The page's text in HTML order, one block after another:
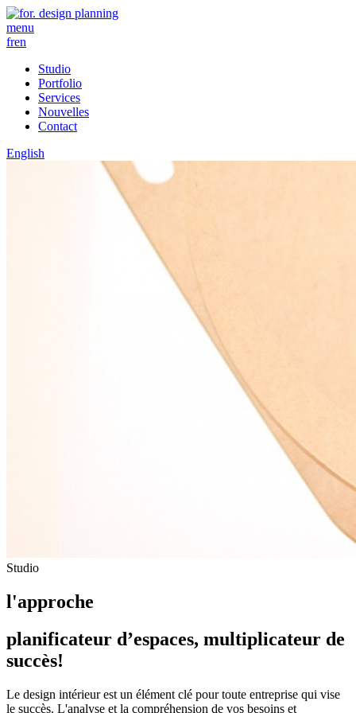
menu
fren
Studio
Portfolio
Services
Nouvelles
Contact
English
Studio
l'approche
planificateur d’espaces, multiplicateur de
succès!
Le design intérieur est un élément clé pour toute entreprise qui vise
le succès. L'analyse et la compréhension de vos besoins et